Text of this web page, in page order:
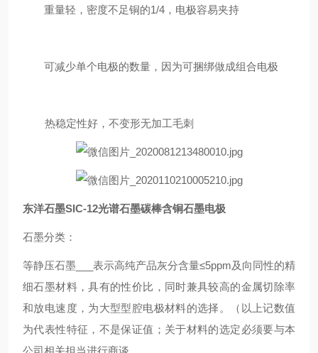
重量轻，密度不足铜的1/4，电极容易夹持
可减少单个电极的数量，因为可捆绑做成组合电极
热稳定性好，不变形无加工毛刺
东洋石墨SIC-12光谱石墨碳棒含铜石墨电极
石墨分类：
等静压石墨___表示高纯产品灰分含量≤5ppm及向同性的精
细石墨材料，具有的性价比，同时兼具较高的金属切除率
和放电速度，为大型型腔电极材料的选择。（以上记数值
为代表性特征，不是保证值；关于材料的选定必须要与本
公司相关担当进行商谈。